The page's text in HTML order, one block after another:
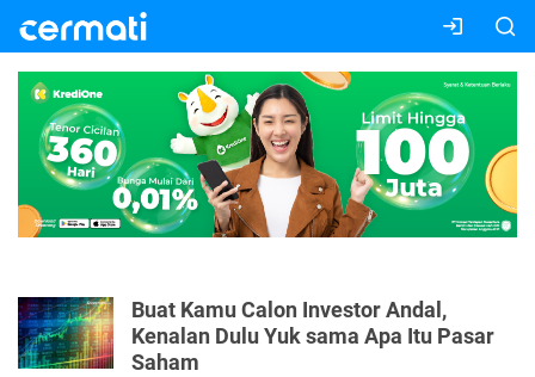
Buat Kamu Calon Investor Andal,
Kenalan Dulu Yuk sama Apa Itu Pasar
Saham